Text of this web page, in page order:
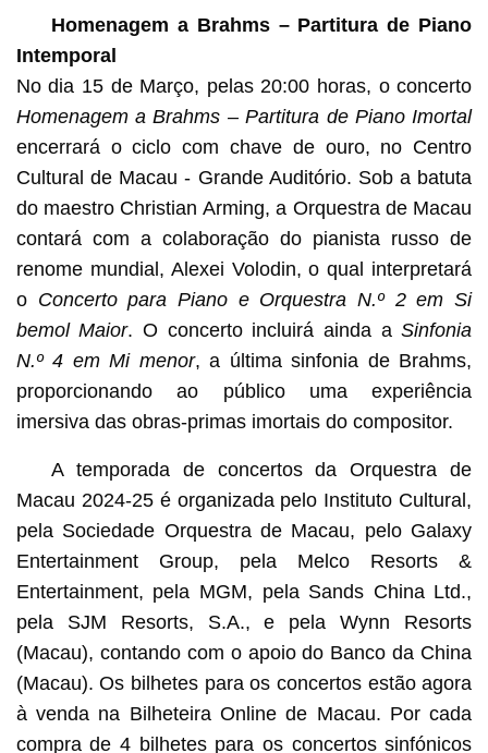
Homenagem a Brahms – Partitura de Piano
Intemporal
No dia 15 de Março, pelas 20:00 horas, o concerto
Homenagem a Brahms – Partitura de Piano Imortal
encerrará o ciclo com chave de ouro, no Centro
Cultural de Macau - Grande Auditório. Sob a batuta
do maestro Christian Arming, a Orquestra de Macau
contará com a colaboração do pianista russo de
renome mundial, Alexei Volodin, o qual interpretará
o Concerto para Piano e Orquestra N.º 2 em Si
bemol Maior. O concerto incluirá ainda aSinfonia
N.º 4 em Mi menor, a última sinfonia de Brahms,
proporcionando ao público uma experiência
imersiva das obras-primas imortais do compositor.
A temporada de concertos da Orquestra de
Macau 2024-25 é organizada pelo Instituto Cultural,
pela Sociedade Orquestra de Macau, pelo Galaxy
Entertainment Group, pela Melco Resorts &
Entertainment, pela MGM, pela Sands China Ltd.,
pela SJM Resorts, S.A., e pela Wynn Resorts
(Macau), contando com o apoio do Banco da China
(Macau). Os bilhetes para os concertos estão agora
à venda na Bilheteira Online de Macau. Por cada
compra de 4 bilhetes para os concertos sinfónicos